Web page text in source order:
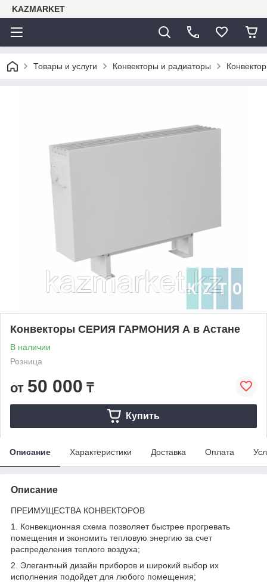
KAZMARKET
Товары и услуги Конвекторы и радиаторы
Конвекторы СЕРИЯ ГАРМОНИЯ А в Астане
В наличии
Розница
от 50 000 ₸
Купить
Описание Характеристики Доставка Оплата
Описание
ПРЕИМУЩЕСТВА КОНВЕКТОРОВ
1. Конвекционная схема позволяет быстрее прогревать
помещения и экономить тепловую энергию за счет
распределения теплого воздуха;
2. Элегантный дизайн приборов и широкий выбор их
исполнения подойдет для любого помещения;